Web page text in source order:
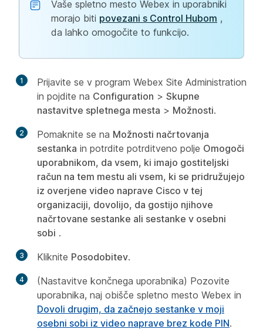
Vaše spletno mesto Webex in uporabniki
morajo biti povezani s Control Hubom ,
da lahko omogočite to funkcijo.
1
Prijavite se v program Webex Site Administration
in pojdite na Configuration > Skupne
nastavitve spletnega mesta > Možnosti.
2 Pomaknite se na Možnosti načrtovanja
sestanka in potrdite potrditveno polje Omogoči
uporabnikom, da vsem, ki imajo gostiteljski
račun na tem mestu ali vsem, ki se pridružujejo
iz overjene video naprave Cisco v tej
organizaciji, dovolijo, da gostijo njihove
načrtovane sestanke ali sestanke v osebni
sobi .
3 Kliknite Posodobitev.
4
(Nastavitve končnega uporabnika) Pozovite
uporabnika, naj obišče spletno mesto Webex in
Dovoli drugim, da začnejo sestanke v moji
osebni sobi iz video naprave brez kode PIN.